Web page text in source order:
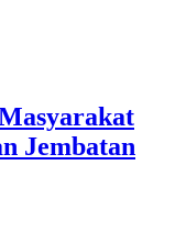
Jembatan